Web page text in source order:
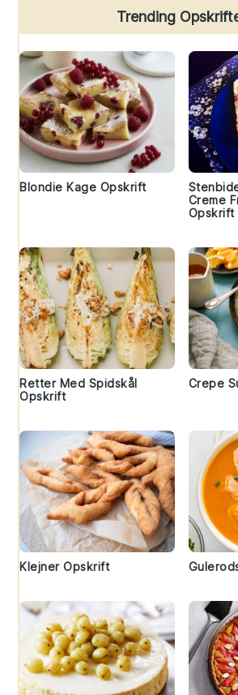
Trending
Blondie Kage Opskrift
Creme
Opskrift
Retter Med Spidskål
Opskrift
Crepe
Klejner Opskrift